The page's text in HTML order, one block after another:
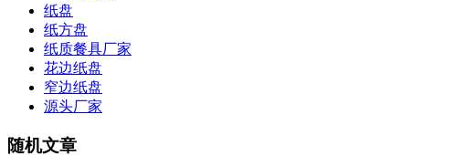
纸盘
纸方盘
纸质餐具厂家
花边纸盘
窄边纸盘
源头厂家
随机文章